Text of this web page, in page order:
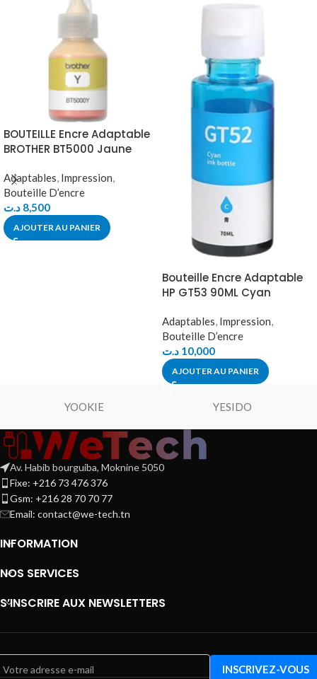
BOUTEILLE Encre Adaptable
BROTHER BT5000 Jaune
Adaptables, Impression,
Bouteille D’encre
8,500 د.ت
AJOUTER AU PANIER
Bouteille Encre Adaptable
HP GT53 90ML Cyan
Adaptables, Impression,
Bouteille D’encre
10,000 د.ت
AJOUTER AU PANIER
YOOKIE YESIDO
Av. Habib bourguiba, Moknine 5050
Fixe: +216 73 476 376
Gsm: +216 28 70 70 77
Email: contact@we-tech.tn
INFORMATION
NOS SERVICES
S’INSCRIRE AUX NEWSLETTERS